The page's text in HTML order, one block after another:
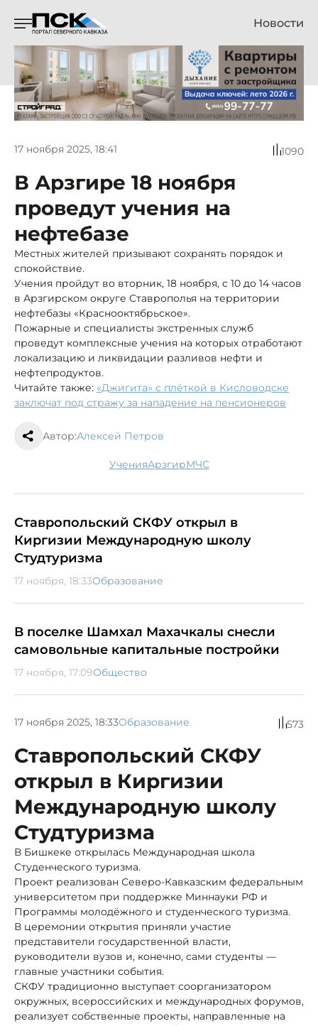
Новости
17 ноября 2025, 18:41 1090
В Арзгире 18 ноября
проведут учения на
нефтебазе
Местных жителей призывают сохранять порядок и
спокойствие.
Учения пройдут во вторник, 18 ноября, с 10 до 14 часов
в Арзгирском округе Ставрополья на территории
нефтебазы «Краснооктябрьское».
Пожарные и специалисты экстренных служб
проведут комплексные учения на которых отработают
локализацию и ликвидации разливов нефти и
нефтепродуктов.
Читайте также: «Джигита» с плёткой в Кисловодске
заключат под стражу за нападение на пенсионеров
Автор:Алексей Петров
учения Арзгир МЧС
Ставропольский СКФУ открыл в
Киргизии Международную школу
Студтуризма
17 ноября, 18:33Образование
В поселке Шамхал Махачкалы снесли
самовольные капитальные постройки
17 ноября, 17:09Общество
17 ноября 2025, 18:33Образование 573
Ставропольский СКФУ
открыл в Киргизии
Международную школу
Студтуризма
В Бишкеке открылась Международная школа
Студенческого туризма.
Проект реализован Северо-Кавказским федеральным
университетом при поддержке Миннауки РФ и
Программы молодёжного и студенческого туризма.
В церемонии открытия приняли участие
представители государственной власти,
руководители вузов и, конечно, сами студенты —
главные участники события.
СКФУ традиционно выступает соорганизатором
окружных, всероссийских и международных форумов,
реализует собственные проекты, направленные на